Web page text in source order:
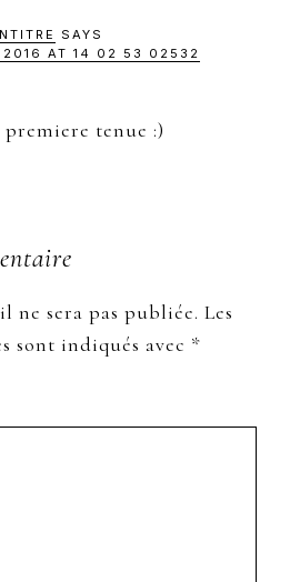
SAYS
2016 AT 14 02 53 02532
premiere tenue :)
ne sera pas publiée. Les
sont indiqués avec *